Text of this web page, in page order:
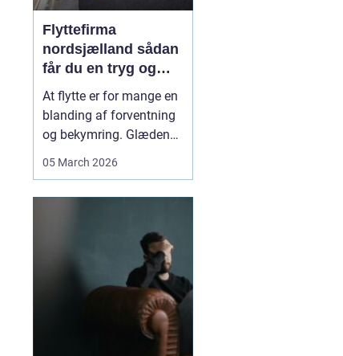
Flyttefirma
nordsjælland sådan
får du en tryg og
effektiv flytning
At flytte er for mange en
blanding af forventning
og bekymring. Glæden
ved et nyt hjem bliver
logistik, der skal gå op.
Flyttefirma Nordsjæ...
05 March 2026